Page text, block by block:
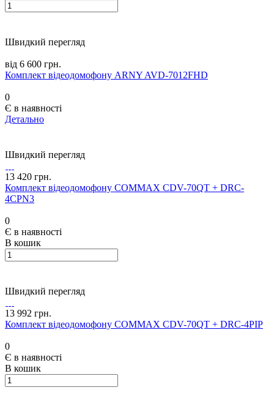
Швидкий перегляд
від 6 600 грн.
Комплект відеодомофону ARNY AVD-7012FHD
0
Є в наявності
Детально
Швидкий перегляд
13 420 грн.
Комплект відеодомофону COMMAX CDV-70QT + DRC-
4CPN3
0
Є в наявності
В кошик
Швидкий перегляд
13 992 грн.
Комплект відеодомофону COMMAX CDV-70QT + DRC-4PIP
0
Є в наявності
В кошик